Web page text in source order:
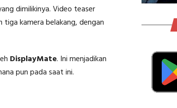
dimilikinya. Video teaser
kamera belakang, dengan
DisplayMate. Ini menjadikan
pun pada saat ini.